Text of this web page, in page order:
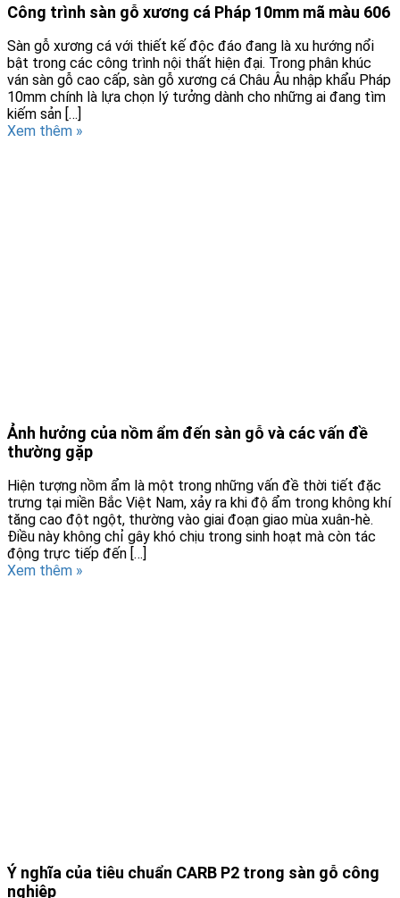
Công trình sàn gỗ xương cá Pháp 10mm mã màu 606
Sàn gỗ xương cá với thiết kế độc đáo đang là xu hướng nổi
bật trong các công trình nội thất hiện đại. Trong phân khúc
ván sàn gỗ cao cấp, sàn gỗ xương cá Châu Âu nhập khẩu Pháp
10mm chính là lựa chọn lý tưởng dành cho những ai đang tìm
kiếm sản […]
Xem thêm »
Ảnh hưởng của nồm ẩm đến sàn gỗ và các vấn đề
thường gặp
Hiện tượng nồm ẩm là một trong những vấn đề thời tiết đặc
trưng tại miền Bắc Việt Nam, xảy ra khi độ ẩm trong không khí
tăng cao đột ngột, thường vào giai đoạn giao mùa xuân-hè.
Điều này không chỉ gây khó chịu trong sinh hoạt mà còn tác
động trực tiếp đến […]
Xem thêm »
Ý nghĩa của tiêu chuẩn CARB P2 trong sàn gỗ công
nghiệp